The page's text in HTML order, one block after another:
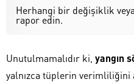
Herhangi bir değişiklik
rapor edin.
Unutulmamalıdır ki, yangın
yalnızca tüplerin verimliliğini